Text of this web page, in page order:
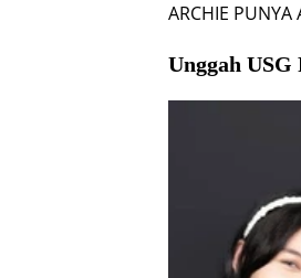
ARCHIE PUNYA
Unggah